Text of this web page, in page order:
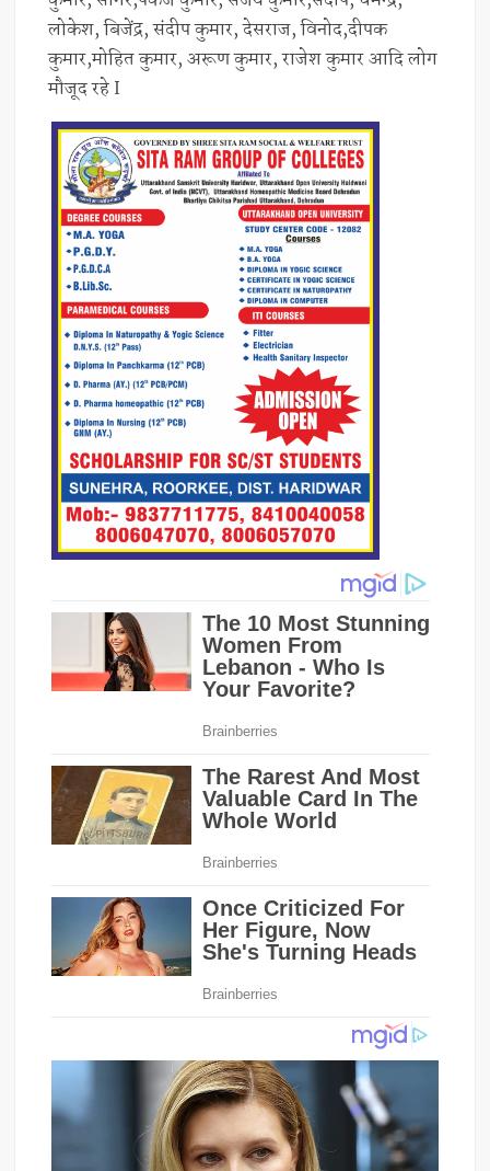
लोकेश, बिजेंद्र, संदीप कुमार, देसराज, विनोद,दीपक
कुमार,मोहित कुमार, अरूण कुमार, राजेश कुमार आदि लोग
मौजूद रहे I